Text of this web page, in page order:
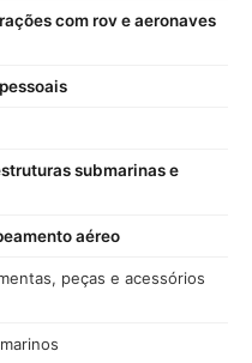
com rov e aeronaves
submarinas e
aéreo
peças e acessórios